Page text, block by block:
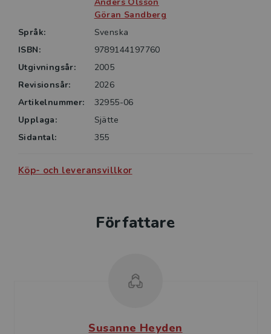
övningsuppgifter. En del är enklare, av karaktären
instuderingsuppgifter, som illustrerar de begrepp och
samband som införts i kapitlet. Andra är mer
djupare förståelse och utveckla läsarens
problemlösningsförmåga.
Göran Sandberg
Språk:
Svenska
ISBN:
9789144197760
Utgivningsår:
2005
Revisionsår:
2026
Artikelnummer:
32955-06
Upplaga:
Sjätte
Sidantal:
355
Köp- och leveransvillkor
Författare
Susanne Heyden